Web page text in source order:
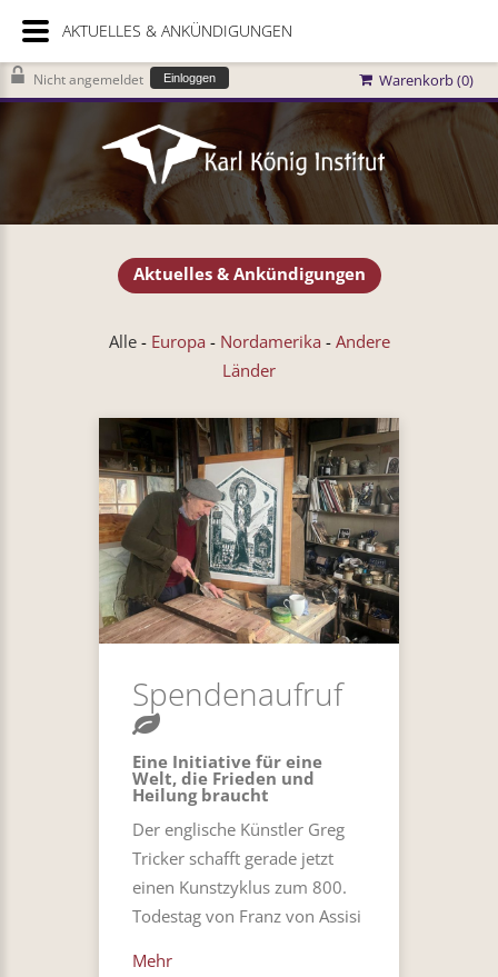
Nicht angemeldet Einloggen Warenkorb (0)
Aktuelles & Ankündigungen
Alle Europa Nordamerika
Andere
Länder
Spendenaufruf
Eine Initiative für eine
Welt, die Frieden und
Heilung braucht
Der englische Künstler Greg
Tricker schafft gerade jetzt
einen Kunstzyklus zum 800.
Todestag von Franz von Assisi
Mehr
AKTUELLES & ANKÜNDIGUNGEN